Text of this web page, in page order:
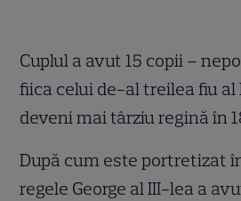
Cuplul a avut 15 copii –
fiica celui de-al treilea fiu al
deveni mai târziu regină în
După cum este portretizat
regele George al III-lea a